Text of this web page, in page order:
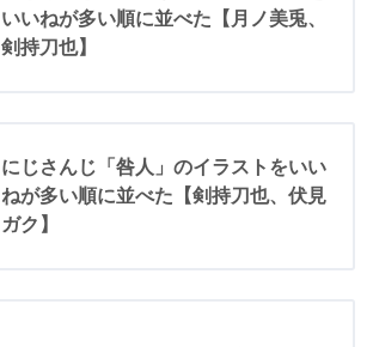
いいねが多い順に並べた【月ノ美兎、
剣持刀也】
にじさんじ「咎人」のイラストをいい
ねが多い順に並べた【剣持刀也、伏見
ガク】